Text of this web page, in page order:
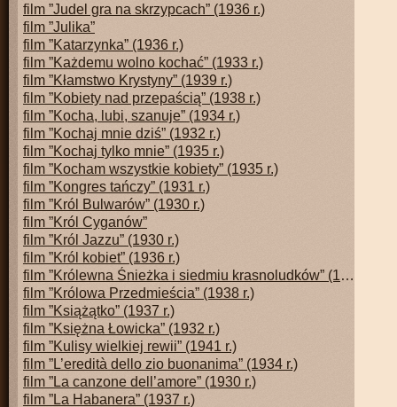
film ”Judel gra na skrzypcach” (1936 r.)
film ”Julika”
film ”Katarzynka” (1936 r.)
film ”Każdemu wolno kochać” (1933 r.)
film ”Kłamstwo Krystyny” (1939 r.)
film ”Kobiety nad przepaścią” (1938 r.)
film ”Kocha, lubi, szanuje” (1934 r.)
film ”Kochaj mnie dziś” (1932 r.)
film ”Kochaj tylko mnie” (1935 r.)
film ”Kocham wszystkie kobiety” (1935 r.)
film ”Kongres tańczy” (1931 r.)
film ”Król Bulwarów” (1930 r.)
film ”Król Cyganów”
film ”Król Jazzu” (1930 r.)
film ”Król kobiet” (1936 r.)
film ”Królewna Śnieżka i siedmiu krasnoludków” (1937 r.)
film ”Królowa Przedmieścia” (1938 r.)
film ”Książątko” (1937 r.)
film ”Księżna Łowicka” (1932 r.)
film ”Kulisy wielkiej rewii” (1941 r.)
film ”L’eredità dello zio buonanima” (1934 r.)
film ”La canzone dell’amore” (1930 r.)
film ”La Habanera” (1937 r.)